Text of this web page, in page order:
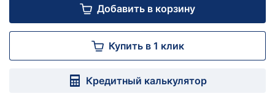
Добавить в корзину
Купить в 1 клик
Кредитный калькулятор